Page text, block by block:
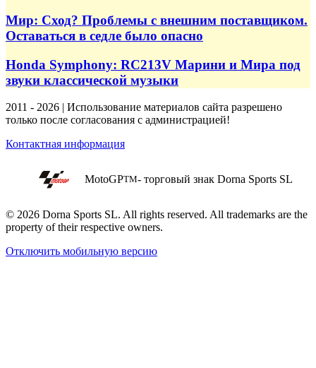
Мир: Сход? Проблемы с внешним поставщиком.
Оставаться в седле было опасно
Honda Symphony: RC213V Марини и Мира под
звуки классической музыки
2011 - 2026 | Использование материалов сайта разрешено
только после согласования с администрацией!
Контактная информация
MotoGPTM- торговый знак Dorna Sports SL
© 2026 Dorna Sports SL. All rights reserved. All trademarks are the
property of their respective owners.
Отключить мобильную версию